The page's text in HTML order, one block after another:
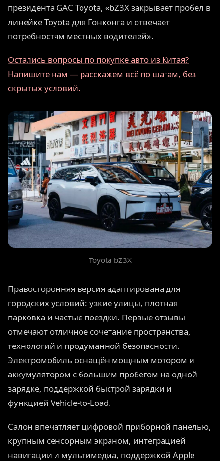
президента GAC Toyota, «bZ3X закрывает пробел в
линейке Toyota для Гонконга и отвечает
потребностям местных водителей».
Остались вопросы по покупке авто из Китая?
Напишите нам — расскажем всё по шагам, без
скрытых условий.
Toyota bZ3X
Правосторонняя версия адаптирована для
городских условий: узкие улицы, плотная
парковка и частые поездки. Первые отзывы
отмечают отличное сочетание пространства,
технологий и продуманной безопасности.
Электромобиль оснащён мощным мотором и
аккумулятором с большим пробегом на одной
зарядке, поддержкой быстрой зарядки и
функцией Vehicle-to-Load.
Салон впечатляет цифровой приборной панелью,
крупным сенсорным экраном, интеграцией
навигации и мультимедиа, поддержкой Apple